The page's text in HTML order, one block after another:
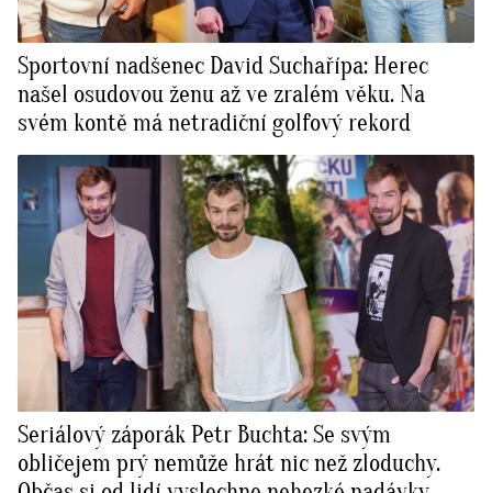
Sportovní nadšenec David Suchařípa: Herec
našel osudovou ženu až ve zralém věku. Na
svém kontě má netradiční golfový rekord
Seriálový záporák Petr Buchta: Se svým
obličejem prý nemůže hrát nic než zloduchy.